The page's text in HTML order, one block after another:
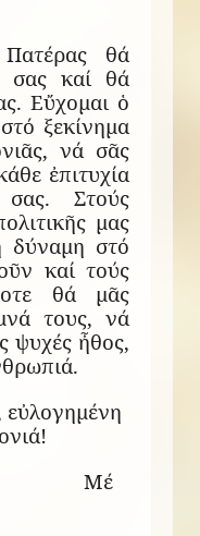
θά
σας καί θά
Εὔχομαι ὁ
ξεκίνημα
νά σᾶς
ἐπιτυχία
σας. Στούς
μας
δύναμη στό
καί τούς
θά μᾶς
τους, νά
ψυχές ἦθος,
εὐλογημένη